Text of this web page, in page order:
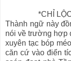
*CHỈ LỘC
Thành ngữ này
nói về trường hợp
xuyên tạc bóp
căn cứ vào điển